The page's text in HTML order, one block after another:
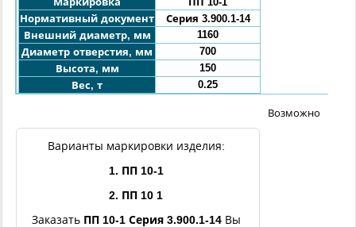
Нормативный документ
Серия 3.900.1-14
Внешний диаметр, мм
1160
Диаметр отверстия, мм
700
Высота, мм
150
Вес, т
0.25
Варианты маркировки изделия:
1. ПП 10-1
2. ПП 10 1
Заказать ПП 10-1Серия 3.900.1-14 Вы
Возможно